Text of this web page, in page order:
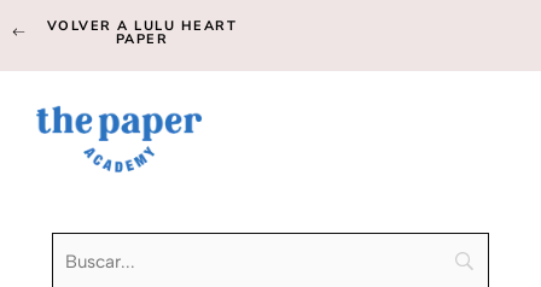
VOLVER A LULU HEART
PAPER